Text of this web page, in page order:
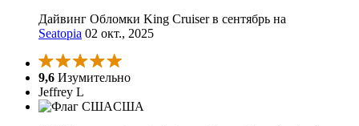
Дайвинг Обломки King Cruiser в сентябрь на
Seatopia 02 окт., 2025
9,6 Изумительно
Jeffrey L
США